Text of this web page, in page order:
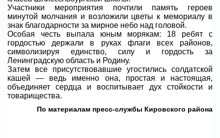
Участники мероприятия почтили память героев
минутой молчания и возложили цветы к мемориалу в
знак благодарности за мирное небо над головой.
Особая честь выпала юным морякам: 18 ребят с
гордостью держали в руках флаги всех районов,
символизируя единство, силу и гордость за
Ленинградскую область и Родину.
Затем все присутствовавшие угостились солдатской
кашей — ведь именно она, простая и настоящая,
объединяет сердца и воспитывает дух стойкости и
товарищества.
По материалам пресс-службы Кировского района